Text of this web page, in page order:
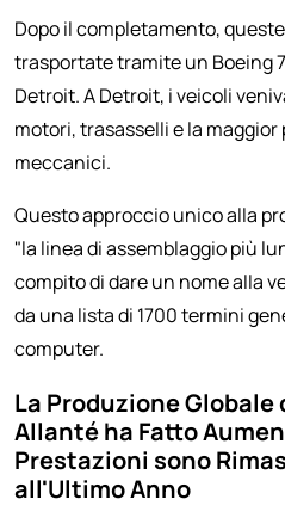
Dopo il completamento,
trasportate tramite un Boeing
Detroit. A Detroit, i veicoli
motori, trasasselli e la
meccanici.
Questo approccio unico alla
"la linea di assemblaggio più
compito di dare un nome alla
da una lista di 1700 termini
computer.
La Produzione
Allanté ha Fatto
Prestazioni sono
all'Ultimo Anno